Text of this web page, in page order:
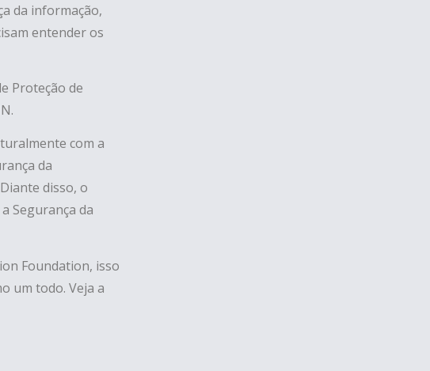
da informação,
entender os
Proteção de
com a
da
disso, o
Segurança da
Foundation, isso
um todo. Veja a